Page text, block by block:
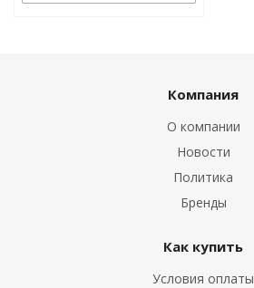
Компания
О компании
Новости
Политика
Бренды
Как купить
Условия оплаты